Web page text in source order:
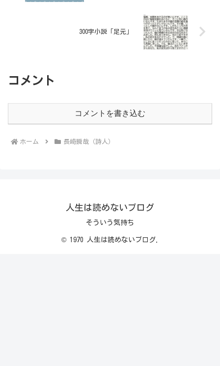
300字小説「足元」
コメント
コメントを書き込む
ホーム 長崎瞬哉（詩人）
人生は読めないブログ
そういう気持ち
© 1970 人生は読めないブログ.